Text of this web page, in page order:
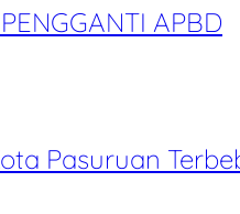
APBD
Pasuruan